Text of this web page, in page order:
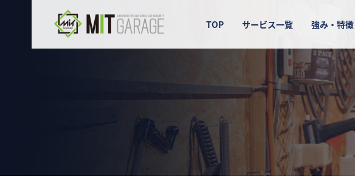
TOP サービス一覧 強み・特徴